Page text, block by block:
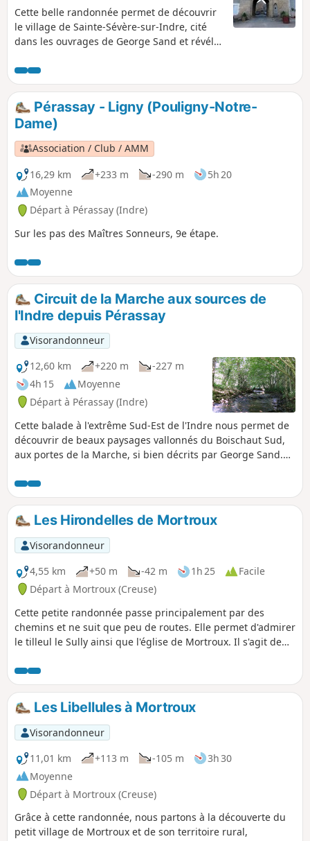
Cette belle randonnée permet de découvrir
le village de Sainte-Sévère-sur-Indre, cité
dans les ouvrages de George Sand et révélé
"Jour de Fête". Le circuit sillonne les
alentours vallonnés de ce village, à la
découverte d'anciens châteaux et moulins,
au milieu d'agréables pâturages et croise de
nombreux ruisseaux.
Pérassay - Ligny (Pouligny-Notre-
Dame)
Association / Club / AMM
16,29 km
+233 m -290 m
5h 20
Moyenne
Départ à Pérassay (Indre)
Sur les pas des Maîtres Sonneurs, 9e étape.
Circuit de la Marche aux sources de
l'Indre depuis Pérassay
Visorandonneur
12,60 km
+220 m
-227 m
4h 15
Moyenne
Départ à Pérassay (Indre)
Cette balade à l'extrême Sud-Est de l'Indre nous permet de
découvrir de beaux paysages vallonnés du Boischaut Sud,
aux portes de la Marche, si bien décrits par George Sand.
chemins champêtres, notamment le GRP® des Maîtres
Sonneurs, elle nous entraîne sur les bords de l'Indre qui
n'est ici qu'un simple ruisseau, sa source étant à deux pas
dans le département voisin du Cher, près de Saint-Priest-la-
Marche.
Les Hirondelles de Mortroux
Visorandonneur
4,55 km
+50 m -42 m 1h 25
Facile
Départ à Mortroux (Creuse)
Cette petite randonnée passe principalement par des
chemins et ne suit que peu de routes. Elle permet d'admirer
le tilleul le Sully ainsi que l'église de Mortroux. Il s'agit de
randonnée "les Libellules". Ces deux randonnées sont
parfaites par exemple pour promener son chien car on n'y
croise que peu de voitures et on ne passe que par peu de
hameaux.
Les Libellules à Mortroux
Visorandonneur
11,01 km
+113 m -105 m
3h 30
Moyenne
Départ à Mortroux (Creuse)
Grâce à cette randonnée, nous partons à la découverte du
petit village de Mortroux et de son territoire rural,